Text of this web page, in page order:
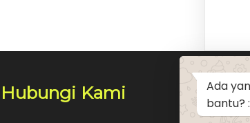
Hubungi Kami
Ada
bantu?